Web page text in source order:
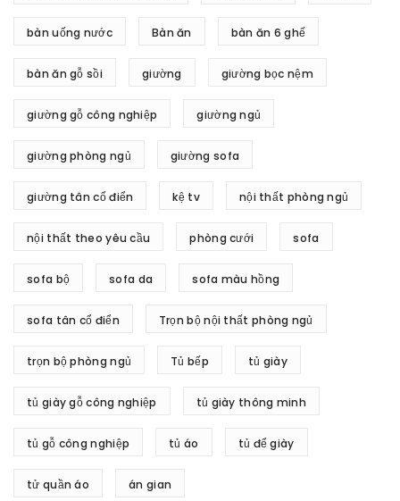
bàn uống nước Bàn ăn bàn ăn 6 ghế
bàn ăn gỗ sồi giường giường bọc nệm
giường gỗ công nghiệp giường ngủ
giường phòng ngủ giường sofa
giường tân cổ điển kệ tv nội thất phòng ngủ
nội thất theo yêu cầu phòng cưới sofa
sofa bộ sofa da sofa màu hồng
sofa tân cổ điển Trọn bộ nội thất phòng ngủ
trọn bộ phòng ngủ Tủ bếp tủ giày
tủ giày gỗ công nghiệp tủ giày thông minh
tủ gỗ công nghiệp tủ áo tủ để giày
tử quần áo án gian